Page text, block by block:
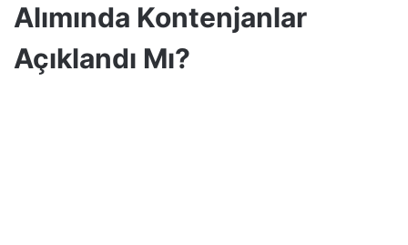
Alımında Kontenjanlar
Açıklandı Mı?